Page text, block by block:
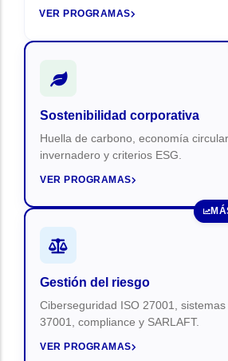
VER PROGRAMAS
Sostenibilidad corporativa
Huella de carbono, economía
invernadero y criterios ESG.
VER PROGRAMAS
Gestión del riesgo
Ciberseguridad ISO 27001,
37001, compliance y SARLAFT.
VER PROGRAMAS